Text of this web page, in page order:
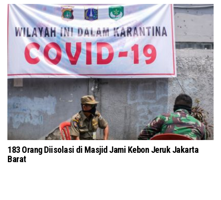
183 Orang Diisolasi di Masjid Jami Kebon Jeruk Jakarta
Barat